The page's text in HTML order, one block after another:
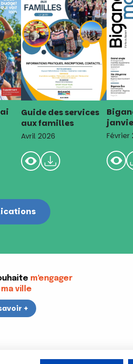
Guide des services
aux familles
Avril 2026 Février
m'engager
ville
+